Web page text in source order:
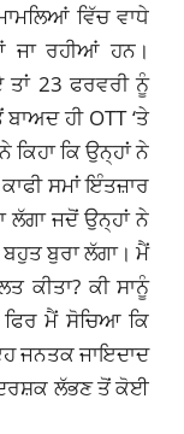
ਵਿੱਚ ਵਾਧੇ
ਜਾ ਰਹੀਆਂ ਹਨ।
ਤਾਂ 23 ਫਰਵਰੀ ਨੂੰ
ਹੀ OTT ‘ਤੇ
ਕਿਹਾ ਕਿ ਉਨ੍ਹਾਂ ਨੇ
ਸਮਾਂ ਇੰਤਜ਼ਾਰ
ਲੱਗਾ ਜਦੋਂ ਉਨ੍ਹਾਂ ਨੇ
ਬਹੁਤਬੁਰਾ ਲੱਗਾ। ਮੈਂ
ਕੀਤਾ? ਕੀ ਸਾਨੂੰ
ਫਿਰ ਮੈਂ ਸੋਚਿਆ ਕਿ
ਜਨਤਕ ਜਾਇਦਾਦ
ਲੱਭਣ ਤੋਂ ਕੋਈ